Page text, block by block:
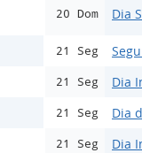
20 Dom Dia
21 Seg
21 Seg Dia
21 Seg Dia
21 Seg Dia